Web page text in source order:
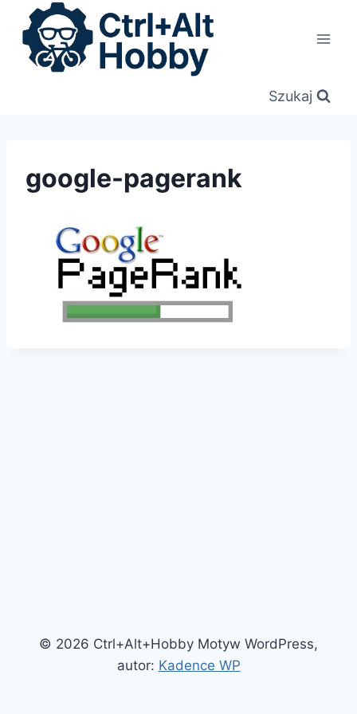
Przejdź
treści
Szukaj
google-pagerank
© 2026 Ctrl+Alt+Hobby Motyw WordPress,
autor: Kadence WP